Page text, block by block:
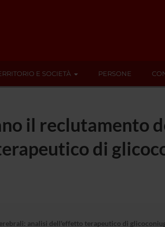
E SOCIETÀ PERSONE
il reclutamento
di
analisi dell'effetto terapeutico di